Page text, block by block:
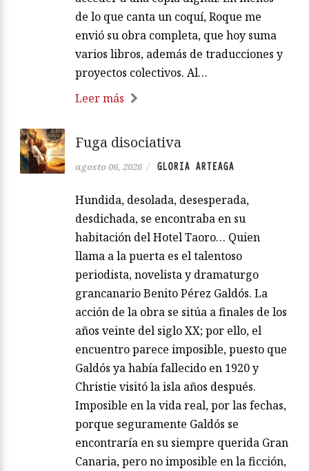
de lo que canta un coquí, Roque me
envió su obra completa, que hoy suma
varios libros, además de traducciones y
proyectos colectivos. Al…
Leer más
Fuga disociativa
agosto 06, 2026 / GLORIA ARTEAGA
Hundida, desolada, desesperada,
desdichada, se encontraba en su
habitación del Hotel Taoro… Quien
llama a la puerta es el talentoso
periodista, novelista y dramaturgo
grancanario Benito Pérez Galdós. La
acción de la obra se sitúa a finales de los
años veinte del siglo XX; por ello, el
encuentro parece imposible, puesto que
Galdós ya había fallecido en 1920 y
Christie visitó la isla años después.
Imposible en la vida real, por las fechas,
porque seguramente Galdós se
encontraría en su siempre querida Gran
Canaria, pero no imposible en la ficción,